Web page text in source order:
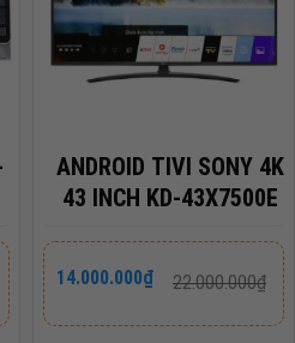
ANDROID TIVI SONY 4K
43 INCH KD-43X7500E
22.000.000₫
gốc
22.000.000₫.
14.000.000₫
hiện
là: